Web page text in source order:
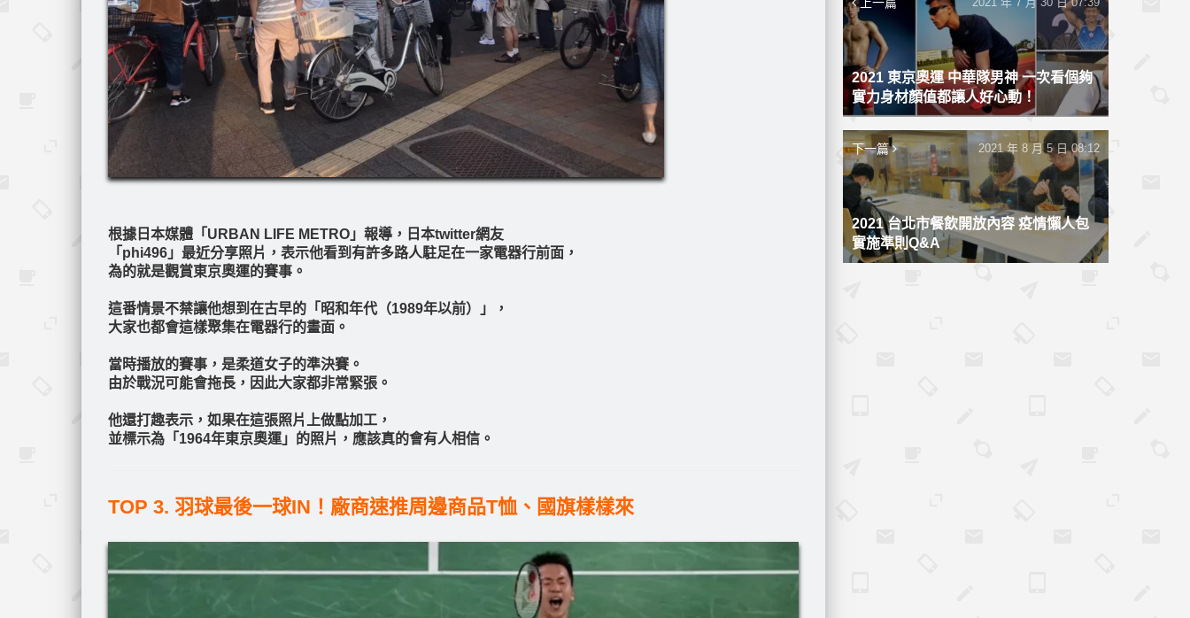
根據日本媒體「URBAN LIFE METRO」報導，日本twitter網友
「phi496」最近分享照片，表示他看到有許多路人駐足在一家電器行前面，
為的就是觀賞東京奧運的賽事。
這番情景不禁讓他想到在古早的「昭和年代（1989年以前）」，
大家也都會這樣聚集在電器行的畫面。
當時播放的賽事，是柔道女子的準決賽。
由於戰況可能會拖長，因此大家都非常緊張。
他還打趣表示，如果在這張照片上做點加工，
並標示為「1964年東京奧運」的照片，應該真的會有人相信。
TOP 3. 羽球最後一球IN！廠商速推周邊商品T恤、國旗樣樣來
2021 東京奧運 中華隊男神 一次看個夠
實力身材顏值都讓人好心動！
下一篇
2021 台北市餐飲開放內容 疫情懶人包
實施準則Q&A
2021 年 8 月 5 日 08:12